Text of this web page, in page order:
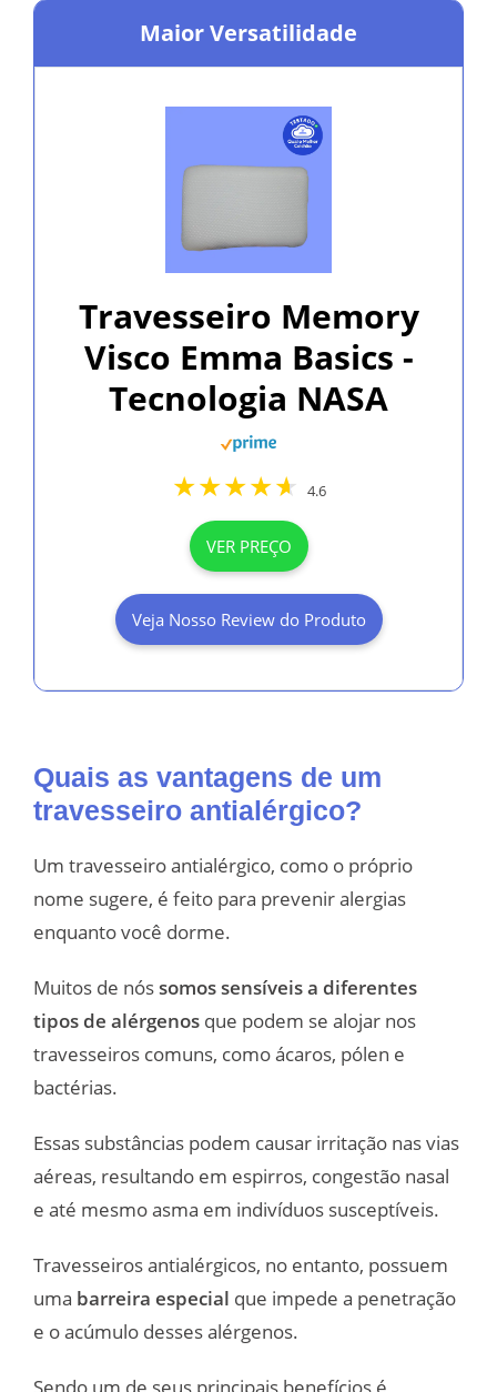
Maior Versatilidade
Travesseiro Memory
Visco Emma Basics -
Tecnologia NASA
4.6
VER PREÇO
Veja Nosso Review do Produto
Quais as vantagens de um
travesseiro antialérgico?
Um travesseiro antialérgico, como o próprio
nome sugere, é feito para prevenir alergias
enquanto você dorme.
Muitos de nóssomos sensíveis a diferentes
tipos de alérgenos que podem se alojar nos
travesseiros comuns, como ácaros, pólen e
bactérias.
Essas substâncias podem causar irritação nas vias
aéreas, resultando em espirros, congestão nasal
e até mesmo asma em indivíduos susceptíveis.
Travesseiros antialérgicos, no entanto, possuem
uma barreira especial que impede a penetração
e o acúmulo desses alérgenos.